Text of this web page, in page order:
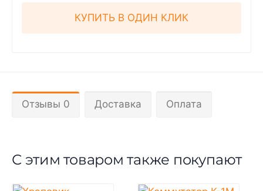
КУПИТЬ В ОДИН КЛИК
Отзывы 0 Доставка Оплата
С этим товаром также покупают